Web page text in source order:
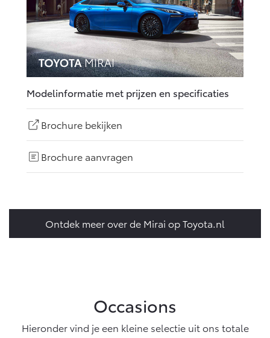
Modelinformatie met prijzen en specificaties
Brochure bekijken
Brochure aanvragen
Ontdek meer over de Mirai op Toyota.nl
Occasions
Hieronder vind je een kleine selectie uit ons totale